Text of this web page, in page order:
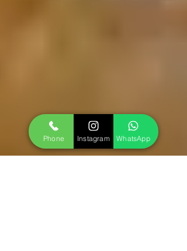
Phone Instagram WhatsApp